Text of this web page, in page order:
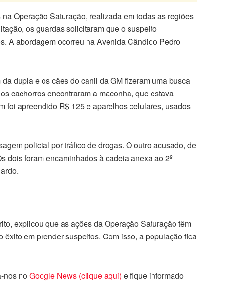
Operação Saturação, realizada em todas as regiões
os guardas solicitaram que o suspeito
A abordagem ocorreu na Avenida Cândido Pedro
dupla e os cães do canil da GM fizeram uma busca
cachorros encontraram a maconha, que estava
foi apreendido R$ 125 e aparelhos celulares, usados
policial por tráfico de drogas. O outro acusado, de
dois foram encaminhados à cadeia anexa ao 2º
explicou que as ações da Operação Saturação têm
êxito em prender suspeitos. Com isso, a população fica
nos noGoogle News (clique aqui) e fique informado